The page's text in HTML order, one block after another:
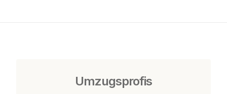
Umzugsprofis